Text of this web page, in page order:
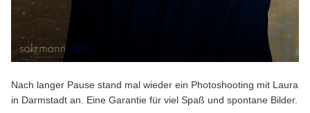
Nach langer Pause stand mal wieder ein Photoshooting mit Laura
in Darmstadt an. Eine Garantie für viel Spaß und spontane Bilder.